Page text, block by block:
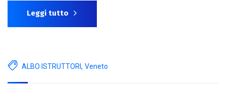
Leggi tutto
ALBO ISTRUTTORI, Veneto